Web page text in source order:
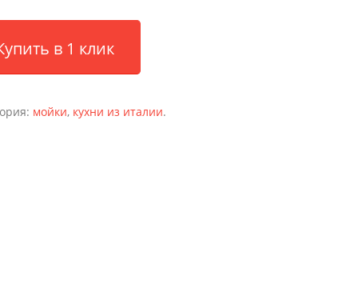
в 1 клик
мойки, кухни из италии.